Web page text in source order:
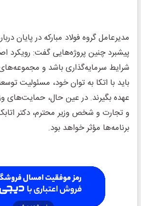
مدیرعامل گروه فولاد مبارکه در پایان
پیشبرد چنین پروژه‌هایی گفت: رویکرد
شرایط سرمایه‌گذاری باشد و
باید با اتکا به توان خود، مسئولیت
عهده بگیرند. در عین حال، حمایت‌های
و تجارت و شخص وزیر محترم، دکتر
برنامه‌ها مؤثر خواهد بود.